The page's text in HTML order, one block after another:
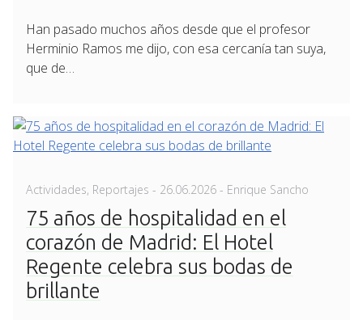
Han pasado muchos años desde que el profesor
Herminio Ramos me dijo, con esa cercanía tan suya,
que de…
Actividades, Reportajes - Posted
26.06.2026 - Enrique Sancho
75 años de hospitalidad en el
corazón de Madrid: El Hotel
Regente celebra sus bodas de
brillante